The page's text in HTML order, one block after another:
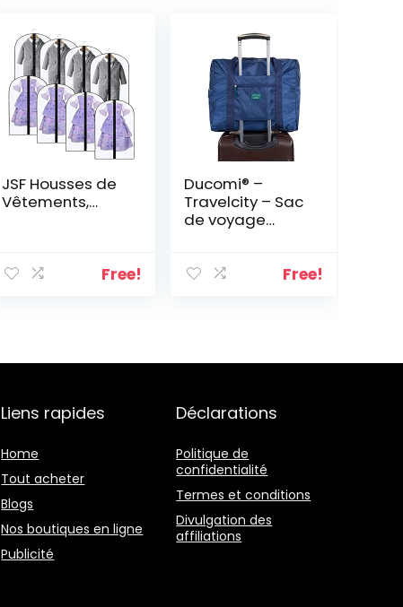
JSF Housses de
Vêtements,…
Free!
Ducomi® –
Travelcity – Sac
de voyage
(dimensions : Free!
Liens rapides
Home
Tout acheter
Blogs
Nos boutiques en ligne
Publicité
Déclarations
Politique de
confidentialité
Termes et conditions
Divulgation des
affiliations